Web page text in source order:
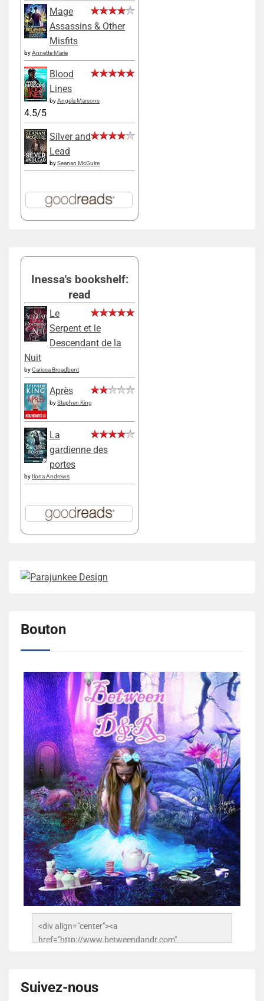
Mage
Assassins & Other
Misfits
byAnnette Marie
Blood
Lines
byAngela Marsons
4.5/5
Silver and
Lead
bySeanan McGuire
Inessa's bookshelf:
read
Le
Serpent et le
Descendant de la
Nuit
byCarissa Broadbent
Après
byStephen King
La
gardienne des
portes
by Ilona Andrews
Bouton
<div align="center"><a
href="http://www.betweendandr.com"
503716673157532-2788222864243652657-n.jpg"
alt="Between D&R" style="border:none;" /></a>
Suivez-nous